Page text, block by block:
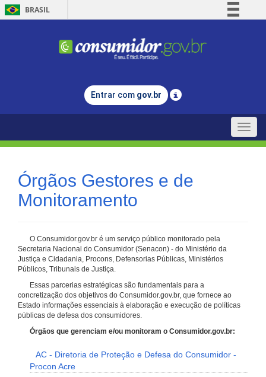
BRASIL
Comunica BR
Legislação
Entrar com gov.br
Toggle
Órgãos Gestores e de
Monitoramento
O Consumidor.gov.br é um serviço público monitorado pela
Secretaria Nacional do Consumidor (Senacon) - do Ministério da
Justiça e Cidadania, Procons, Defensorias Públicas, Ministérios
Públicos, Tribunais de Justiça.
Essas parcerias estratégicas são fundamentais para a
concretização dos objetivos do Consumidor.gov.br, que fornece ao
Estado informações essenciais à elaboração e execução de políticas
públicas de defesa dos consumidores.
Órgãos que gerenciam e/ou monitoram o Consumidor.gov.br:
AC - Diretoria de Proteção e Defesa do Consumidor -
Procon Acre